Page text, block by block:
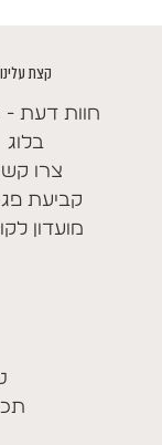
קצת עלינו
חוות דעת -
בלוג
צרו
קביעת
מועדון